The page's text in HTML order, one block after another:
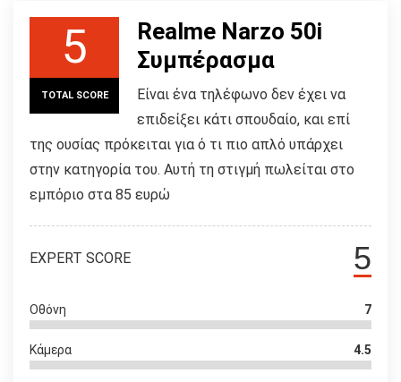
5
TOTAL SCORE
Realme Narzo 50i
Συμπέρασμα
Είναι ένα τηλέφωνο δεν έχει να
επιδείξει κάτι σπουδαίο, και επί
της ουσίας πρόκειται για ό τι πιο απλό υπάρχει
στην κατηγορία του. Αυτή τη στιγμή πωλείται στο
εμπόριο στα 85 ευρώ
5
EXPERT SCORE
Οθόνη 7
Κάμερα 4.5